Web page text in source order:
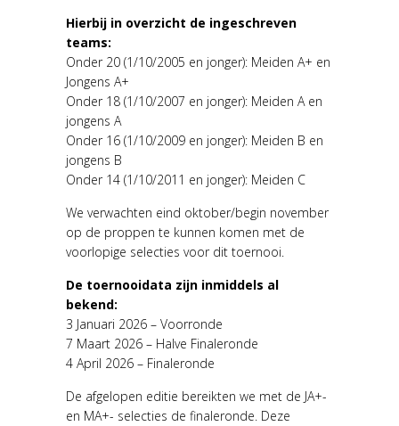
Hierbij in overzicht de ingeschreven
teams:
Onder 20 (1/10/2005 en jonger): Meiden A+ en
Jongens A+
Onder 18 (1/10/2007 en jonger): Meiden A en
jongens A
Onder 16 (1/10/2009 en jonger): Meiden B en
jongens B
Onder 14 (1/10/2011 en jonger): Meiden C
We verwachten eind oktober/begin november
op de proppen te kunnen komen met de
voorlopige selecties voor dit toernooi.
De toernooidata zijn inmiddels al
bekend:
3 Januari 2026 – Voorronde
7 Maart 2026 – Halve Finaleronde
4 April 2026 – Finaleronde
De afgelopen editie bereikten we met de JA+-
en MA+- selecties de finaleronde. Deze